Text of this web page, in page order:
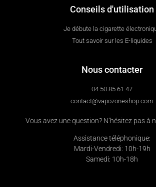
Conseils d'utilisation
Je débute la cigarette
Tout savoir sur les E-liquides
Nous contacter
04 50 85 61 47
contact@vapozoneshop.com
Vous avez une question? N’hésitez pas à
Assistance téléphonique:
Mardi-Vendredi: 10h-19h
Samedi: 10h-18h